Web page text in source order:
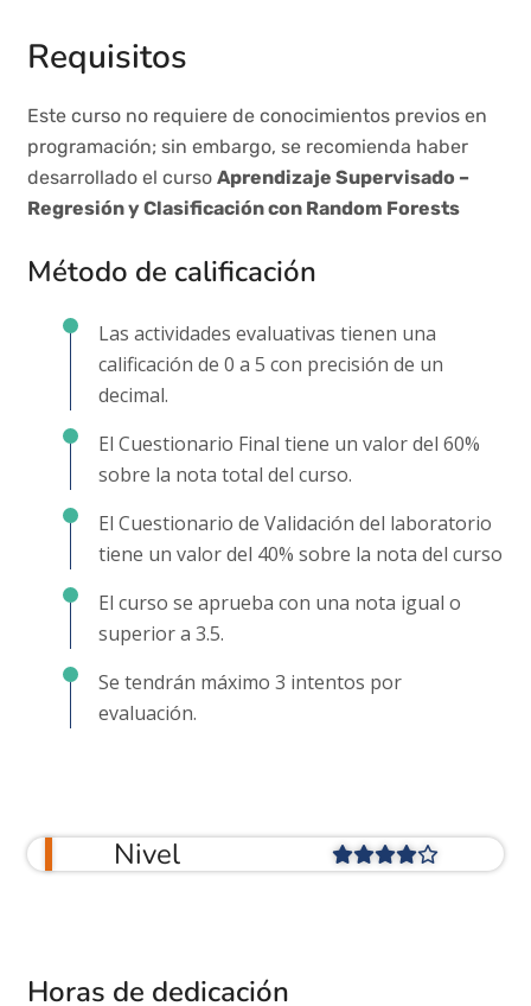
Requisitos
Este curso no requiere de conocimientos previos en
programación; sin embargo, se recomienda haber
desarrollado el curso Aprendizaje Supervisado –
Regresión y Clasificación con Random Forests
Método de calificación
Las actividades evaluativas tienen una
calificación de 0 a 5 con precisión de un
decimal.
El Cuestionario Final tiene un valor del 60%
sobre la nota total del curso.
El Cuestionario de Validación del laboratorio
tiene un valor del 40% sobre la nota del curso
El curso se aprueba con una nota igual o
superior a 3.5.
Se tendrán máximo 3 intentos por
evaluación.
Nivel
Horas de dedicación